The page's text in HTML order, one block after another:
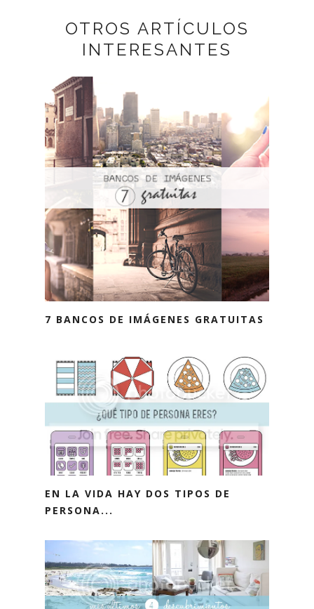
OTROS ARTÍCULOS
INTERESANTES
7 BANCOS DE IMÁGENES GRATUITAS
EN LA VIDA HAY DOS TIPOS DE
PERSONA...